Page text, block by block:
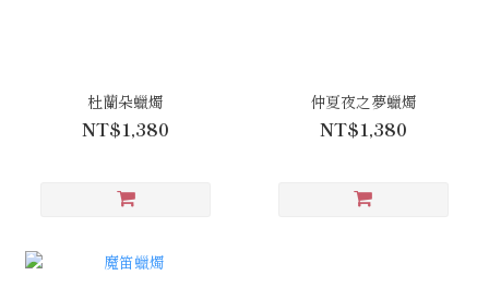
杜蘭朵蠟燭
NT$1,380
仲夏夜之夢蠟燭
NT$1,380